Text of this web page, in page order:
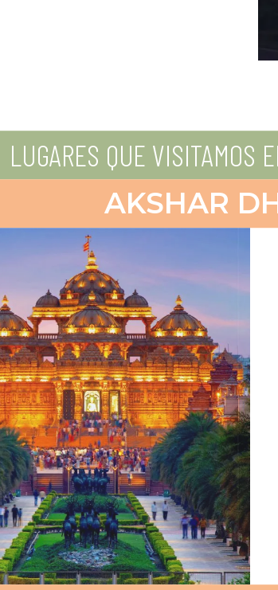
LUGARES QUE VISITAMOS
AKSHAR